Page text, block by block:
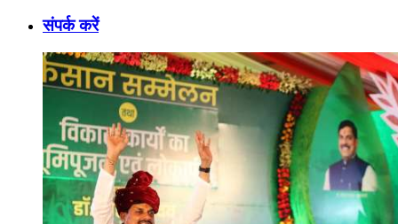
संपर्क करें